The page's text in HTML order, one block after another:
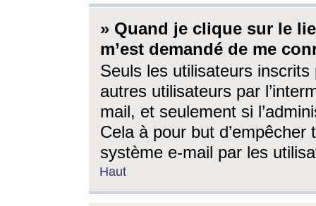
» Quand je clique sur le
m’est demandé de me
Seuls les utilisateurs
autres utilisateurs par
mail, et seulement si
Cela à pour but
système e-mail par les
Haut